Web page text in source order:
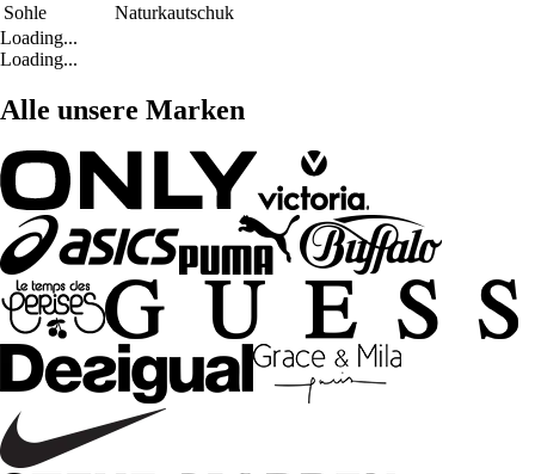
Sohle
Naturkautschuk
Loading...
Loading...
Alle unsere Marken